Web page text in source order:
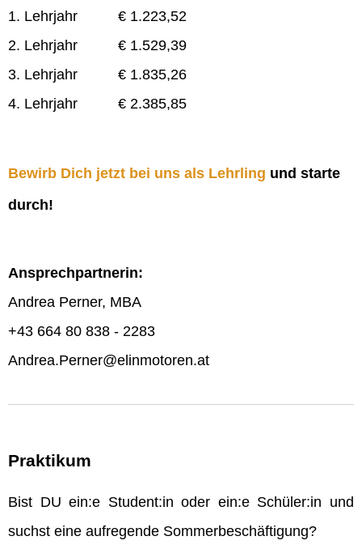
1. Lehrjahr € 1.223,52
2. Lehrjahr € 1.529,39
3. Lehrjahr € 1.835,26
4. Lehrjahr € 2.385,85
Bewirb Dich jetzt bei uns als Lehrling und starte
durch!
Ansprechpartnerin:
Andrea Perner, MBA
+43 664 80 838 - 2283
Andrea.Perner@elinmotoren.at
Praktikum
Bist DU ein:e Student:in oder ein:e Schüler:in und
suchst eine aufregende Sommerbeschäftigung?